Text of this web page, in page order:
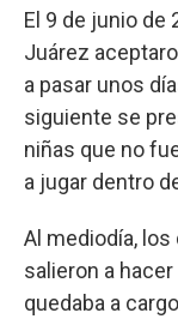
El 9 de junio de
Juárez
a pasar unos
siguiente se
niñas que no
a jugar dentro
Al mediodía,
salieron a
quedaba a